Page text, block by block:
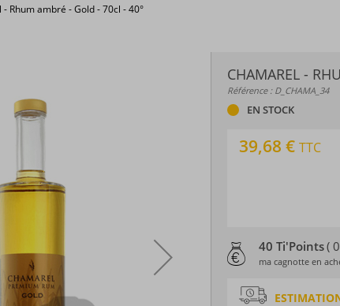
Rhum ambré - Gold - 70cl - 40°
CHAMAREL -
Référence : D_CHAMA_34
EN STOCK
39,68 € TTC
40 Ti'Points(
ma cagnotte en